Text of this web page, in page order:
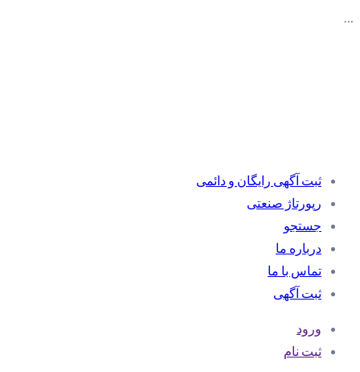
…
ثبت آگهی رایگان و دائمی
رپورتاژ صنعتی
جستجو
درباره ما
تماس با ما
ثبت آگهی
ورود
ثبت نام